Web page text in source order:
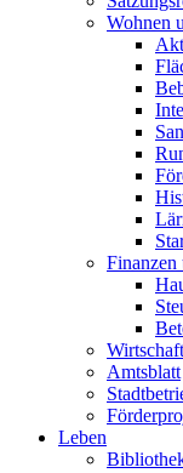
Wohnen
Finanzen
Wirtschaft
Amtsblatt
Leben